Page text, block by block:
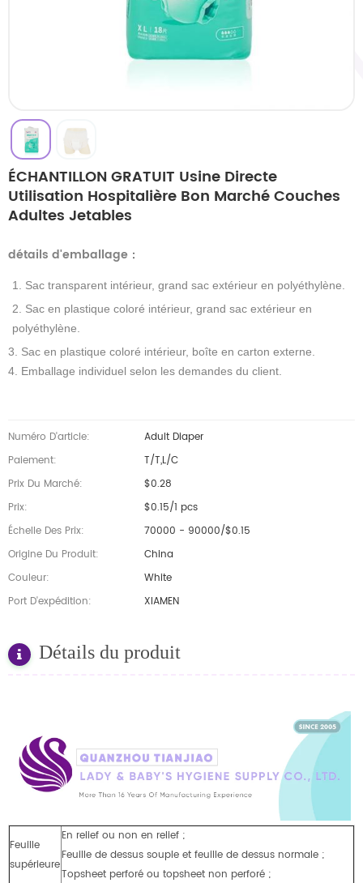
ÉCHANTILLON GRATUIT Usine Directe
Utilisation Hospitalière Bon Marché Couches
Adultes Jetables
détails d'emballage ：
1. Sac transparent intérieur, grand sac extérieur en polyéthylène.
2. Sac en plastique coloré intérieur, grand sac extérieur en
polyéthylène.
3. Sac en plastique coloré intérieur, boîte en carton externe.
4. Emballage individuel selon les demandes du client.
Numéro D'article:
Adult Diaper
Paiement:
T/T,L/C
Prix Du Marché:
$0.28
Prix:
$0.15/1 pcs
Échelle Des Prix:
70000 - 90000/$0.15
Origine Du Produit:
China
Couleur:
White
Port D'expédition:
XIAMEN
Détails du produit
Feuille
supérieure
En relief ou non en relief ;
Feuille de dessus souple et feuille de dessus normale ;
Topsheet perforé ou topsheet non perforé ;